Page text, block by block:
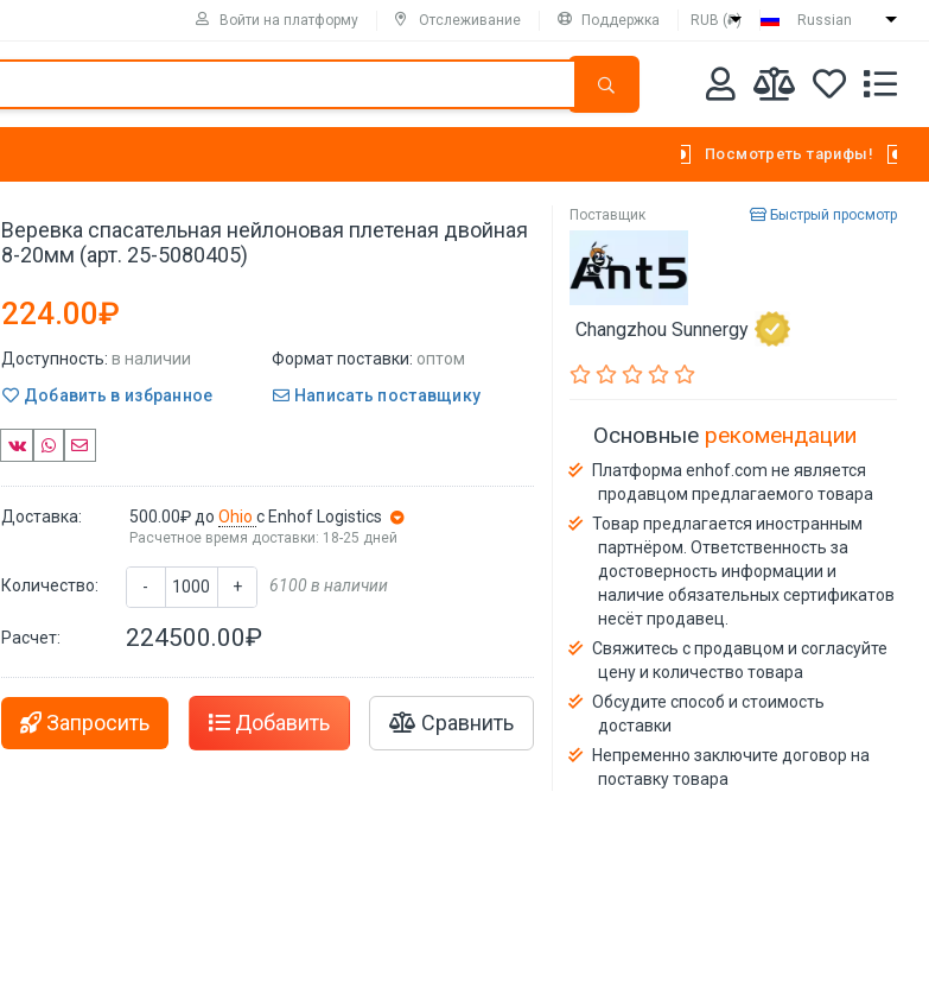
Войти на платформу Отслеживание Поддержка RUB (₽) Russian
Посмотреть тарифы!
Веревка спасательная нейлоновая плетеная двойная
8-20мм (арт. 25-5080405)
224.00₽
Доступность: в наличии Формат поставки: оптом
Добавить в избранное
Написать поставщику
Доставка: 500.00₽ доOhioс Enhof Logistics
Расчетное время доставки: 18-25 дней
Количество: - + 6100 в наличии
Расчет: 224500.00₽
Запросить Добавить Сравнить
Поставщик Быстрый просмотр
Changzhou Sunnergy
Основные рекомендации
Платформа enhof.com не является
продавцом предлагаемого товара
Товар предлагается иностранным
партнёром. Ответственность за
достоверность информации и
наличие обязательных сертификатов
несёт продавец.
Свяжитесь с продавцом и согласуйте
цену и количество товара
Обсудите способ и стоимость
доставки
Непременно заключите договор на
поставку товара